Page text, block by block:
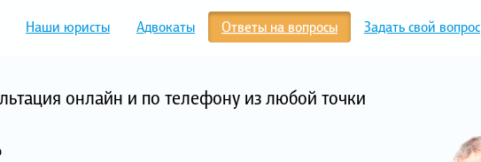
Наши юристы Адвокаты Ответы на вопросы Задать свой вопрос
онлайн и по телефону из любой точки